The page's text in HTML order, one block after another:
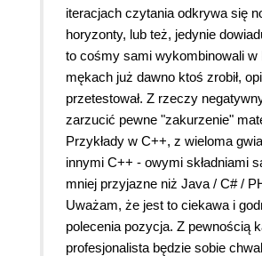
iteracjach czytania odkrywa się
horyzonty, lub też, jedynie
to cośmy sami wykombinowali w
mękach już dawno ktoś zrobił,
przetestował. Z rzeczy
zarzucić pewne "zakurzenie"
Przykłady w C++, z wieloma
innymi C++ - owymi składniami
mniej przyjazne niż Java / C# /
Uważam, że jest to ciekawa i
polecenia pozycja. Z pewnością
profesjonalista będzie sobie